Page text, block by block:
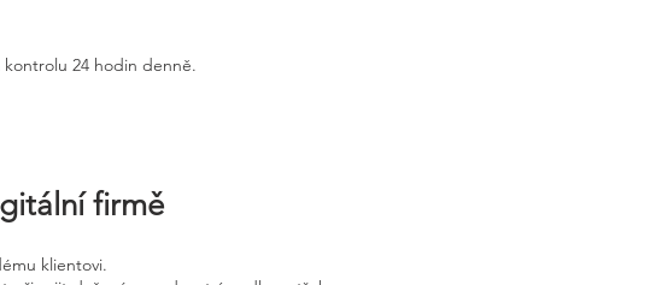
24 hodin denně.
firmě
klientovi.